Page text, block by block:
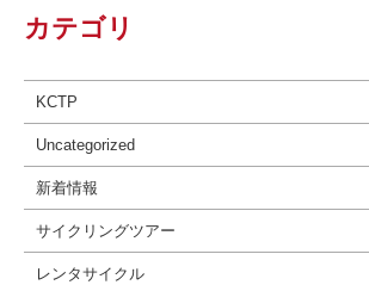
カテゴリ
KCTP
Uncategorized
新着情報
サイクリングツアー
レンタサイクル